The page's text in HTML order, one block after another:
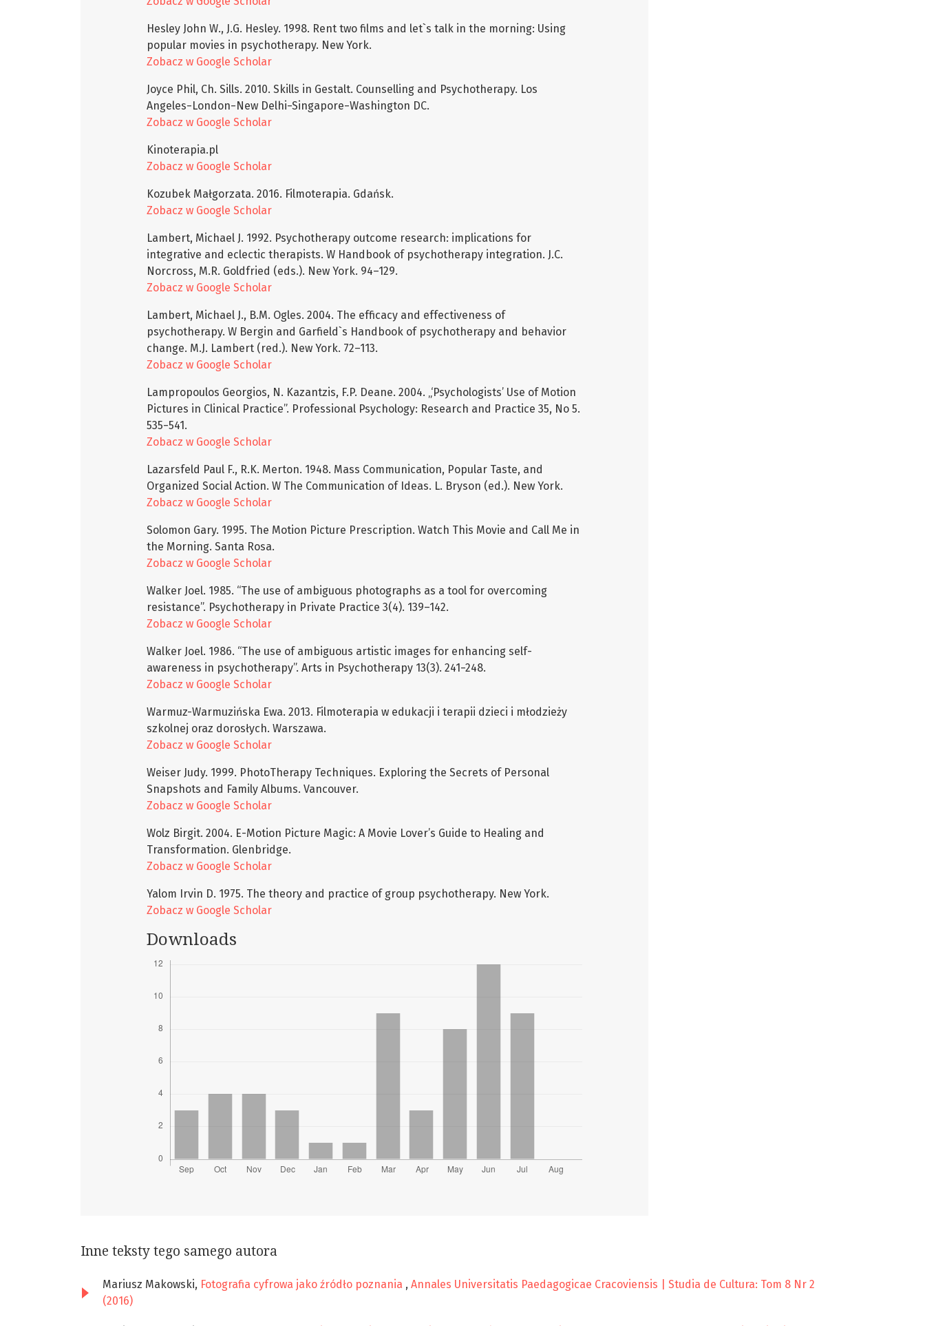
Hesley John W., J.G. Hesley. 1998. Rent two films and let`s talk in the morning: Using
popular movies in psychotherapy. New York.
Zobacz w Google Scholar
Joyce Phil, Ch. Sills. 2010. Skills in Gestalt. Counselling and Psychotherapy. Los
Angeles−London−New Delhi−Singapore−Washington DC.
Zobacz w Google Scholar
Kinoterapia.pl
Zobacz w Google Scholar
Kozubek Małgorzata. 2016. Filmoterapia. Gdańsk.
Zobacz w Google Scholar
Lambert, Michael J. 1992. Psychotherapy outcome research: implications for
integrative and eclectic therapists. W Handbook of psychotherapy integration. J.C.
Norcross, M.R. Goldfried (eds.). New York. 94–129.
Zobacz w Google Scholar
Lambert, Michael J., B.M. Ogles. 2004. The efficacy and effectiveness of
psychotherapy. W Bergin and Garfield`s Handbook of psychotherapy and behavior
change. M.J. Lambert (red.). New York. 72–113.
Zobacz w Google Scholar
Lampropoulos Georgios, N. Kazantzis, F.P. Deane. 2004. „‘Psychologists’ Use of Motion
Pictures in Clinical Practice”. Professional Psychology: Research and Practice 35, No 5.
535−541.
Zobacz w Google Scholar
Lazarsfeld Paul F., R.K. Merton. 1948. Mass Communication, Popular Taste, and
Organized Social Action. W The Communication of Ideas. L. Bryson (ed.). New York.
Zobacz w Google Scholar
Solomon Gary. 1995. The Motion Picture Prescription. Watch This Movie and Call Me in
the Morning. Santa Rosa.
Zobacz w Google Scholar
Walker Joel. 1985. “The use of ambiguous photographs as a tool for overcoming
resistance”. Psychotherapy in Private Practice 3(4). 139–142.
Zobacz w Google Scholar
Walker Joel. 1986. “The use of ambiguous artistic images for enhancing self-
awareness in psychotherapy”. Arts in Psychotherapy 13(3). 241−248.
Zobacz w Google Scholar
Warmuz-Warmuzińska Ewa. 2013. Filmoterapia w edukacji i terapii dzieci i młodzieży
szkolnej oraz dorosłych. Warszawa.
Zobacz w Google Scholar
Weiser Judy. 1999. PhotoTherapy Techniques. Exploring the Secrets of Personal
Snapshots and Family Albums. Vancouver.
Zobacz w Google Scholar
Wolz Birgit. 2004. E-Motion Picture Magic: A Movie Lover’s Guide to Healing and
Transformation. Glenbridge.
Zobacz w Google Scholar
Yalom Irvin D. 1975. The theory and practice of group psychotherapy. New York.
Zobacz w Google Scholar
Downloads
Inne teksty tego samego autora
Mariusz Makowski, Fotografia cyfrowa jako źródło poznania , Annales Universitatis Paedagogicae Cracoviensis | Studia de Cultura: Tom 8 Nr 2
(2016)